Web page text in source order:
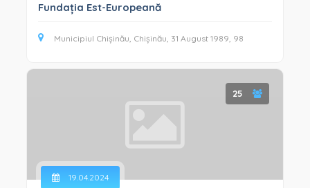
Fundația Est-Europeană
Municipiul Chișinău, Chișinău, 31 August 1989, 98
25
19.04.2024